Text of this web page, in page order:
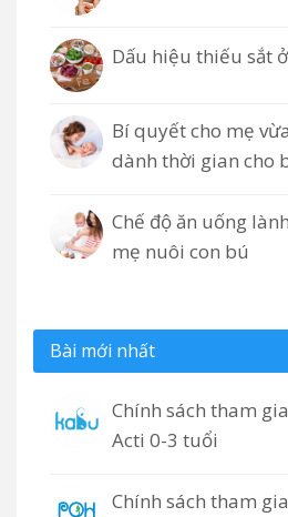
Dấu hiệu thiếu sắt
Bí quyết cho mẹ
dành thời gian cho
Chế độ ăn uống
mẹ nuôi con bú
Bài mới nhất
Chính sách tham
Acti 0-3 tuổi
Chính sách tham